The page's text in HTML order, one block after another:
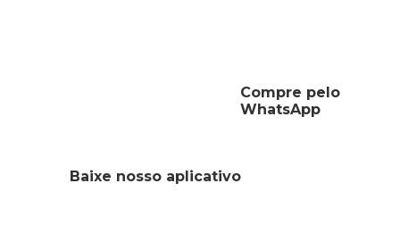
Compre pelo
WhatsApp
Baixe nosso aplicativo